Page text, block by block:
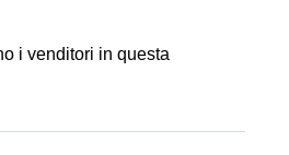
i venditori in questa